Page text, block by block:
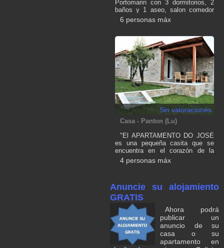
Portomarin con 3 dormitorios, 2
baños y 1 aseo, salon comedor
,Cocina, garaje para 2 vehículos y
jardín trasero
6 personas máx
Sin valoraciones
Casa - Panton (Lu)
"El APARTAMENTO DO JOSÉ
es una pequeña casita que se
encuentra en el corazón de la
RIBEIRA SACRA. Se ubica en
Panton. La casa cuenta con una
podrás disfrutar de preciosos
amaneceres. Es perfecta para
parejas o pequeñas familias. La
casa dispone de un sofá cama y
también cama supletoria que
tendrá un pequeño coste
adicional. La cocina dispone
todos los utensilios esenciales
4 personas máx
Anuncie su alojamiento
GRATIS
Ahora podrá
publicar un
anuncio de su
casa o su
apartamento en